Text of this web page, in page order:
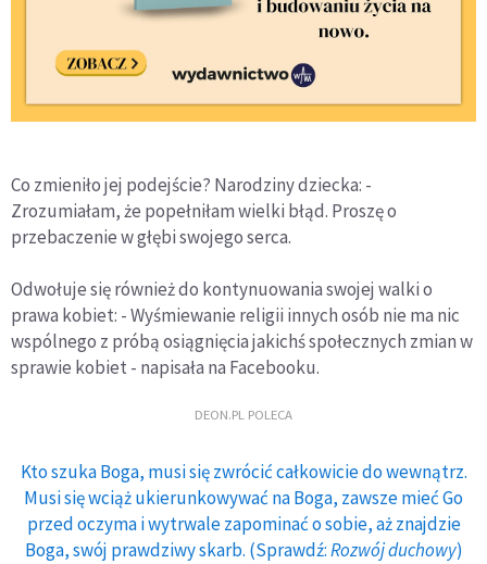
Co zmieniło jej podejście? Narodziny dziecka: -
Zrozumiałam, że popełniłam wielki błąd. Proszę o
przebaczenie w głębi swojego serca.
Odwołuje się również do kontynuowania swojej walki o
prawa kobiet: - Wyśmiewanie religii innych osób nie ma nic
wspólnego z próbą osiągnięcia jakichś społecznych zmian w
sprawie kobiet - napisała na Facebooku.
DEON.PL POLECA
Kto szuka Boga, musi się zwrócić całkowicie do wewnątrz.
Musi się wciąż ukierunkowywać na Boga, zawsze mieć Go
przed oczyma i wytrwale zapominać o sobie, aż znajdzie
Boga, swój prawdziwy skarb. (Sprawdź:Rozwój duchowy)